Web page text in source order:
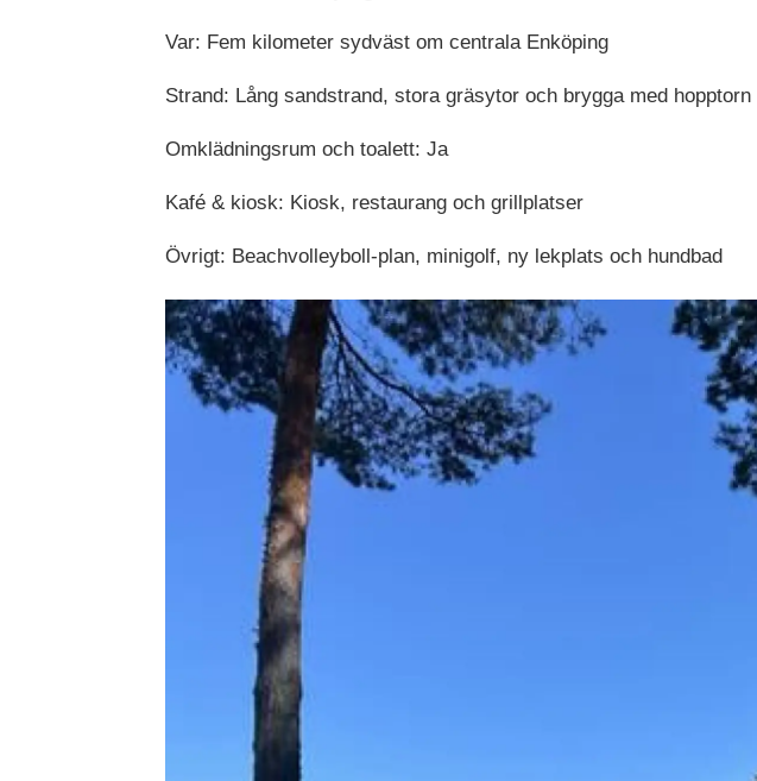
Var: Fem kilometer sydväst om centrala Enköping
Strand: Lång sandstrand, stora gräsytor och brygga med hopptorn
Omklädningsrum och toalett: Ja
Kafé & kiosk: Kiosk, restaurang och grillplatser
Övrigt: Beachvolleyboll-plan, minigolf, ny lekplats och hundbad